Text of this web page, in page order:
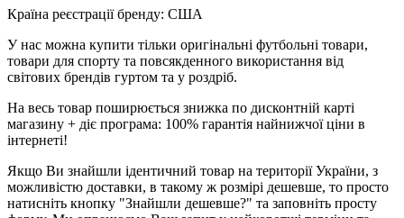
Країна реєстрації бренду: США
У нас можна купити тільки оригінальні футбольні товари,
товари для спорту та повсякденного використання від
світових брендів гуртом та у роздріб.
На весь товар поширюється знижка по дисконтній карті
магазину + діє програма: 100% гарантія найнижчої ціни в
інтернеті!
Якщо Ви знайшли ідентичний товар на території України, з
можливістю доставки, в такому ж розмірі дешевше, то просто
натисніть кнопку "Знайшли дешевше?" та заповніть просту